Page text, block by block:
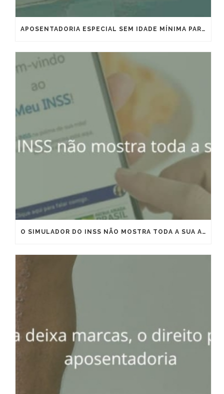
APOSENTADORIA ESPECIAL SEM IDADE MÍNIMA PARA MARÍTIMOS E OFFSHORE: VITÓRIA IMPORTANTE, MAS QUE EXIGE ESTRATÉGIA
O SIMULADOR DO INSS NÃO MOSTRA TODA A SUA APOSENTADORIA